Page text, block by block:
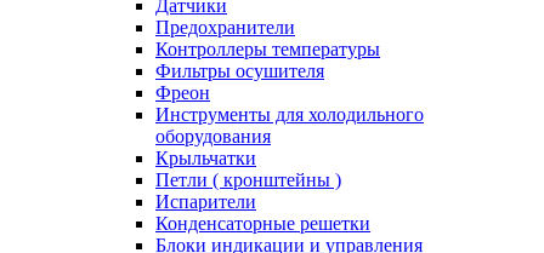
Датчики
Предохранители
Контроллеры температуры
Фильтры осушителя
Фреон
Инструменты для холодильного
оборудования
Крыльчатки
Петли ( кронштейны )
Испарители
Конденсаторные решетки
Блоки индикации и управления